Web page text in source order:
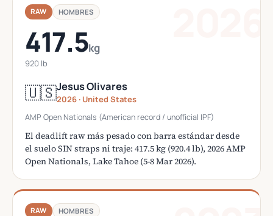
RAW HOMBRES
417.5kg
920 lb
🇺🇸Jesus Olivares
2026 · United States
AMP Open Nationals (American record / unofficial IPF)
El deadlift raw más pesado con barra estándar desde
el suelo SIN straps ni traje: 417.5 kg (920.4 lb), 2026 AMP
Open Nationals, Lake Tahoe (5-8 Mar 2026).
RAW HOMBRES